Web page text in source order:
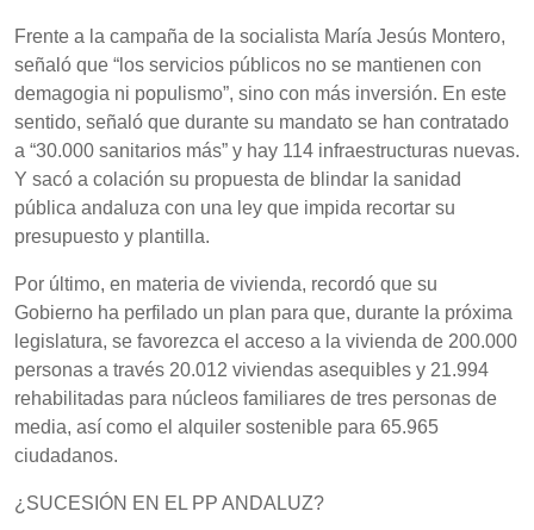
Frente a la campaña de la socialista María Jesús Montero,
señaló que “los servicios públicos no se mantienen con
demagogia ni populismo”, sino con más inversión. En este
sentido, señaló que durante su mandato se han contratado
a “30.000 sanitarios más” y hay 114 infraestructuras nuevas.
Y sacó a colación su propuesta de blindar la sanidad
pública andaluza con una ley que impida recortar su
presupuesto y plantilla.
Por último, en materia de vivienda, recordó que su
Gobierno ha perfilado un plan para que, durante la próxima
legislatura, se favorezca el acceso a la vivienda de 200.000
personas a través 20.012 viviendas asequibles y 21.994
rehabilitadas para núcleos familiares de tres personas de
media, así como el alquiler sostenible para 65.965
ciudadanos.
¿SUCESIÓN EN EL PP ANDALUZ?